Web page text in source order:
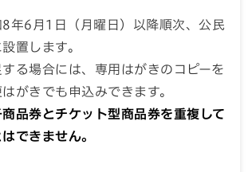
年6月1日（月曜日）以降順次、公民
置します。
る場合には、専用はがきのコピーを
がきでも申込みできます。
商品券とチケット型商品券を重複して
できません。